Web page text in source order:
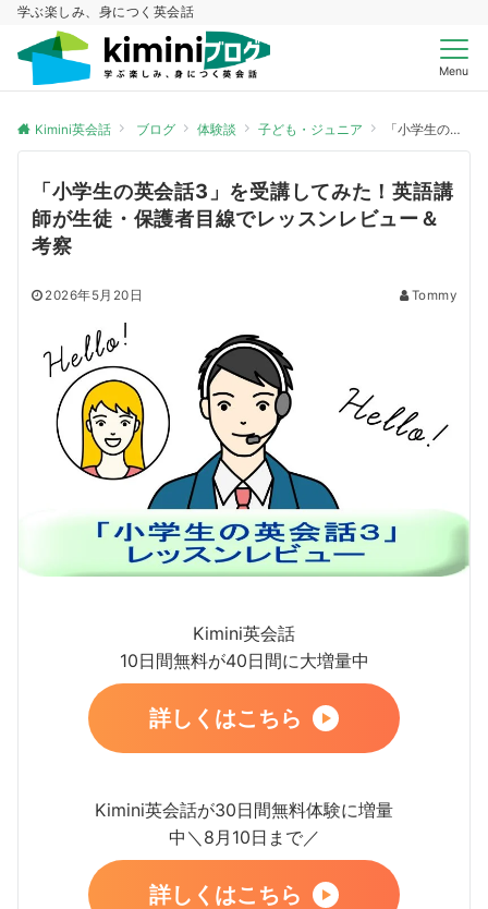
学ぶ楽しみ、身につく英会話
Menu
Kimini英会話 ブログ 体験談 子ども・ジュニア 「小学生の英会話3」を受講してみた！英語講師が生徒・保護者目線でレッスンレビュー＆考察
「小学生の英会話3」を受講してみた！英語講
師が生徒・保護者目線でレッスンレビュー＆
考察
2026年5月20日 Tommy
Kimini英会話
10日間無料が40日間に大増量中
詳しくはこちら
Kimini英会話が30日間無料体験に増量
中＼8月10日まで／
詳しくはこちら